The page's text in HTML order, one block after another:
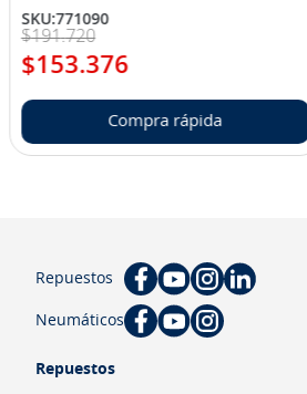
SKU:771090
$191.720
$153.376
Compra rápida
Repuestos
Neumáticos
Repuestos